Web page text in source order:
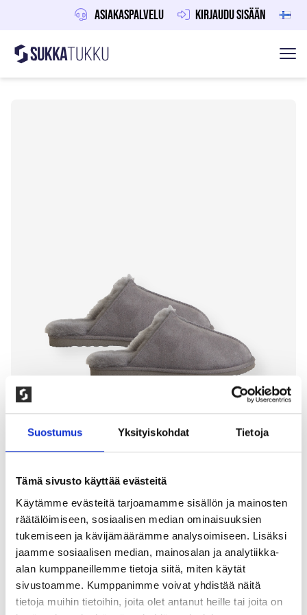
Suostumus Yksityiskohdat Tietoja
Tämä sivusto käyttää evästeitä
Käytämme evästeitä tarjoamamme sisällön ja mainosten
räätälöimiseen, sosiaalisen median ominaisuuksien
tukemiseen ja kävijämäärämme analysoimiseen. Lisäksi
jaamme sosiaalisen median, mainosalan ja analytiikka-
alan kumppaneillemme tietoja siitä, miten käytät
sivustoamme. Kumppanimme voivat yhdistää näitä
tietoja muihin tietoihin, joita olet antanut heille tai joita on
Asiakaspalvelu Kirjaudu sisään
Hoppa till innehåll
Sukkatukku
STAVANGER TOSSUT, HARMAA
500,00 kr
Klassiset miesten tossut, jotka on valmistettu 100 %
korkealaatuisesta lampaannahasta. Ajaton muotoilu
yhdistää ylellisyyden ja toimivuuden – lämmin ja
pehmeä vuori pitää jalat miellyttävän lämpiminä